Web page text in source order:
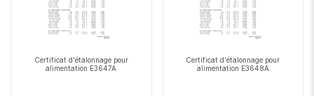
Certificat d'étalonnage pour
alimentation E3647A
Certificat d'étalonnage pour
alimentation E3648A